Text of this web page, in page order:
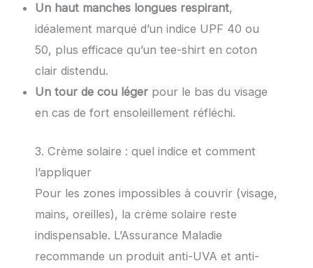
Un haut manches longues respirant,
idéalement marqué d’un indice UPF 40 ou
50, plus efficace qu’un tee-shirt en coton
clair distendu.
Un tour de cou léger pour le bas du visage
en cas de fort ensoleillement réfléchi.
3. Crème solaire : quel indice et comment
l’appliquer
Pour les zones impossibles à couvrir (visage,
mains, oreilles), la crème solaire reste
indispensable. L’Assurance Maladie
recommande un produit anti-UVA et anti-